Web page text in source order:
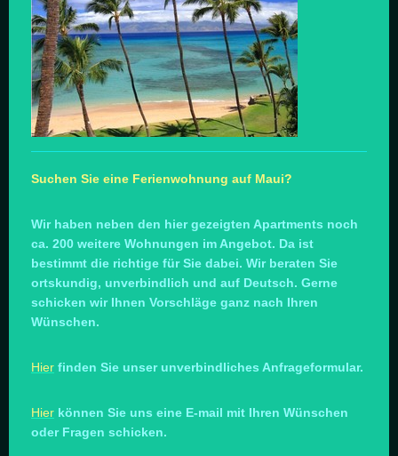
Suchen Sie eine Ferienwohnung auf Maui?
Wir haben neben den hier gezeigten Apartments noch
ca. 200 weitere Wohnungen im Angebot. Da ist
bestimmt die richtige für Sie dabei. Wir beraten Sie
ortskundig, unverbindlich und auf Deutsch. Gerne
schicken wir Ihnen Vorschläge ganz nach Ihren
Wünschen.
Hier finden Sie unser unverbindliches Anfrageformular.
Hier können Sie uns eine E-mail mit Ihren Wünschen
oder Fragen schicken.